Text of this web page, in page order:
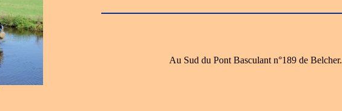
Au Sud du Pont Basculant n°189 de Belcher.